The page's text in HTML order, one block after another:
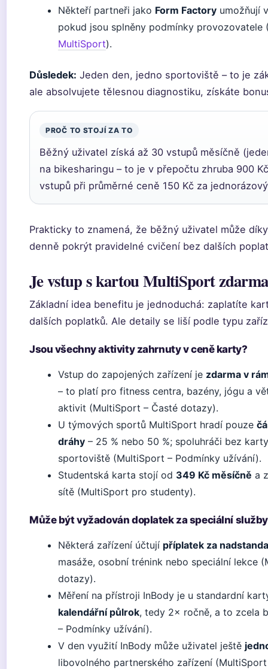
Někteří partneři jako Form Factory umožňují
pokud jsou splněny podmínky provozovatele
MultiSport).
Důsledek: Jeden den, jedno sportoviště – to je
ale absolvujete tělesnou diagnostiku, získáte
PROČ TO STOJÍ ZA TO
Běžný uživatel získá až 30 vstupů měsíčně
na bikesharingu – to je v přepočtu zhruba 900
vstupů při průměrné ceně 150 Kč za
Prakticky to znamená, že běžný uživatel může
denně pokrýt pravidelné cvičení bez dalších
Je vstup s kartou MultiSport
Základní idea benefitu je jednoduchá: zaplatíte
dalších poplatků. Ale detaily se liší podle typu
Jsou všechny aktivity zahrnuty v ceně karty?
Vstup do zapojených zařízení je zdarma v
– to platí pro fitness centra, bazény, jógu a
aktivit (MultiSport – Časté dotazy).
U týmových sportů MultiSport hradí pouze
dráhy – 25 % nebo 50 %; spoluhráči bez
sportoviště (MultiSport – Podmínky užívání).
Studentská karta stojí od 349 Kč měsíčně a
sítě (MultiSport pro studenty).
Může být vyžadován doplatek za speciální
Některá zařízení účtují příplatek za
masáže, osobní trénink nebo speciální lekce
dotazy).
Měření na přístroji InBody je u standardní
kalendářní půlrok, tedy 2× ročně, a to zcela
– Podmínky užívání).
V den využití InBody může uživatel ještě
libovolného partnerského zařízení